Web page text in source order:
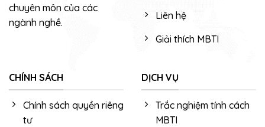
chuyên môn của các
ngành nghề.
Liên hệ
Giải thích MBTI
CHÍNH SÁCH
Chính sách quyền riêng
tư
DỊCH VỤ
Trắc nghiệm tính cách
MBTI